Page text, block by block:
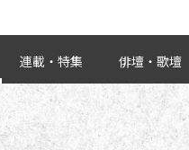
連載・特集 俳壇・歌壇